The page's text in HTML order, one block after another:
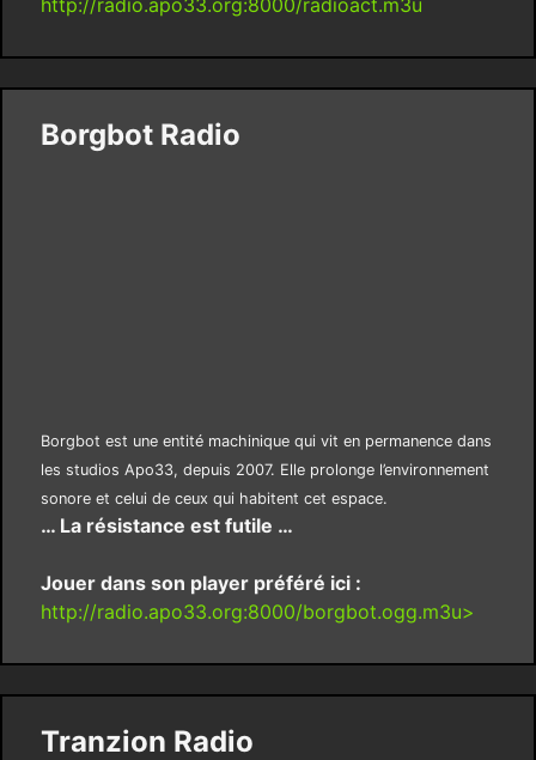
Borgbot Radio
Borgbot est une entité machinique qui vit en permanence dans
les studios Apo33, depuis 2007. Elle prolonge l’environnement
sonore et celui de ceux qui habitent cet espace.
… La résistance est futile …
Jouer dans son player préféré ici :
http://radio.apo33.org:8000/borgbot.ogg.m3u>
Tranzion Radio